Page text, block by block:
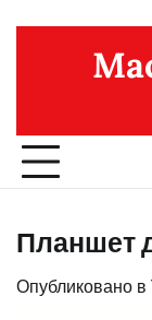
содержимому
Планшет
Опубликовано в